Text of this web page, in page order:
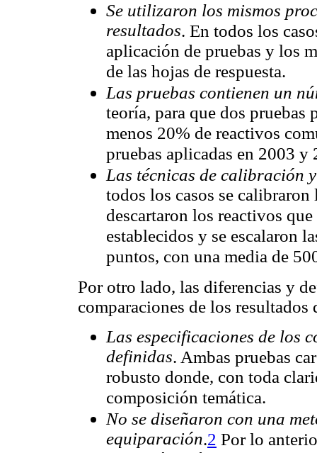
Se utilizaron los mismos
resultados. En todos los
aplicación de pruebas y los
de las hojas de respuesta.
Las pruebas contienen un
teoría, para que dos pruebas
menos 20% de reactivos
pruebas aplicadas en 2003 y
Las técnicas de calibración
todos los casos se calibraron
descartaron los reactivos
establecidos y se escalaron
puntos, con una media de
Por otro lado, las diferencias y
comparaciones de los resultados
Las especificaciones de los
definidas. Ambas pruebas
robusto donde, con toda
composición temática.
No se diseñaron con una
equiparación.2 Por lo